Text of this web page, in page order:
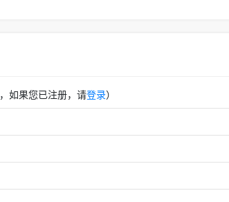
，如果您已注册，请登录）